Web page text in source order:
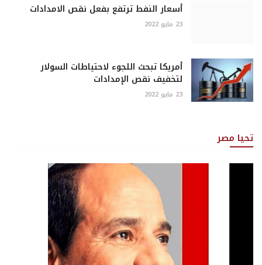
أسعار النفط ترتفع بفعل نقص الامدادات
23 مايو 2022
أمريكا تبحث اللجوء لاحتياطات السولار
لتخفيف نقص الإمدادات
23 مايو 2022
تحيا مصر